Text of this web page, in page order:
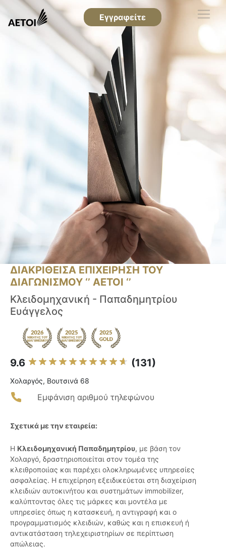
Εγγραφείτε
ΔΙΑΚΡΙΘΕΙΣΑ ΕΠΙΧΕΙΡΗΣΗ ΤΟΥ
ΔΙΑΓΩΝΙΣΜΟΥ ‘’ ΑΕΤΟΙ ‘’
Κλειδομηχανική - Παπαδημητρίου
Ευάγγελος
9.6 (131)
Χολαργός, Βουτσινά 68
Εμφάνιση αριθμού τηλεφώνου
Σχετικά με την εταιρεία:
Η Κλειδομηχανική Παπαδημητρίου, με βάση τον
Χολαργό, δραστηριοποιείται στον τομέα της
κλειθροποιίας και παρέχει ολοκληρωμένες υπηρεσίες
ασφαλείας. Η επιχείρηση εξειδικεύεται στη διαχείριση
κλειδιών αυτοκινήτου και συστημάτων immobilizer,
καλύπτοντας όλες τις μάρκες και μοντέλα με
υπηρεσίες όπως η κατασκευή, η αντιγραφή και ο
προγραμματισμός κλειδιών, καθώς και η επισκευή ή
αντικατάσταση τηλεχειριστηρίων σε περίπτωση
απώλειας.